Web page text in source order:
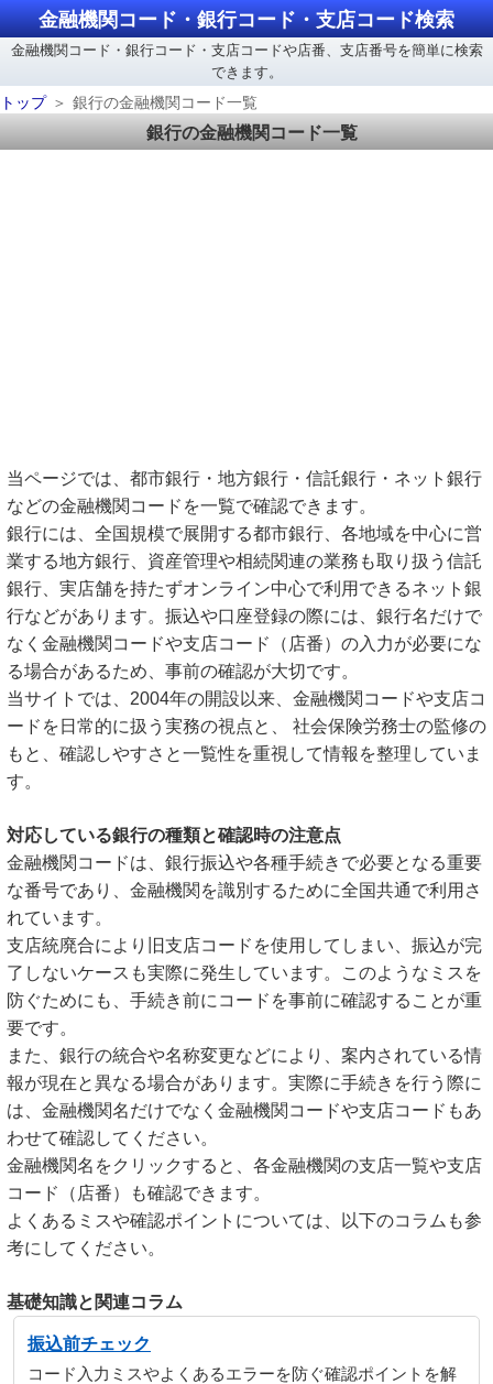
金融機関コード・銀行コード・支店コード検索
金融機関コード・銀行コード・支店コードや店番、支店番号を簡単に検索
できます。
トップ
銀行の金融機関コード一覧
銀行の金融機関コード一覧
当ページでは、都市銀行・地方銀行・信託銀行・ネット銀行
などの金融機関コードを一覧で確認できます。
銀行には、全国規模で展開する都市銀行、各地域を中心に営
業する地方銀行、資産管理や相続関連の業務も取り扱う信託
銀行、実店舗を持たずオンライン中心で利用できるネット銀
行などがあります。振込や口座登録の際には、銀行名だけで
なく金融機関コードや支店コード（店番）の入力が必要にな
る場合があるため、事前の確認が大切です。
当サイトでは、2004年の開設以来、金融機関コードや支店コ
ードを日常的に扱う実務の視点と、 社会保険労務士の監修の
もと、確認しやすさと一覧性を重視して情報を整理していま
す。
対応している銀行の種類と確認時の注意点
金融機関コードは、銀行振込や各種手続きで必要となる重要
な番号であり、金融機関を識別するために全国共通で利用さ
れています。
支店統廃合により旧支店コードを使用してしまい、振込が完
了しないケースも実際に発生しています。このようなミスを
防ぐためにも、手続き前にコードを事前に確認することが重
要です。
また、銀行の統合や名称変更などにより、案内されている情
報が現在と異なる場合があります。実際に手続きを行う際に
は、金融機関名だけでなく金融機関コードや支店コードもあ
わせて確認してください。
金融機関名をクリックすると、各金融機関の支店一覧や支店
コード（店番）も確認できます。
よくあるミスや確認ポイントについては、以下のコラムも参
考にしてください。
基礎知識と関連コラム
振込前チェック
コード入力ミスやよくあるエラーを防ぐ確認ポイントを解